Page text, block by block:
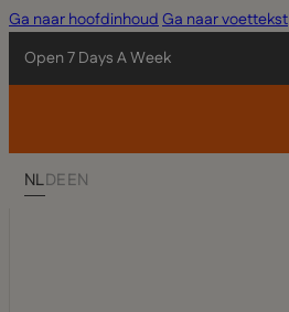
Ga naar hoofdinhoudGa naar voettekst
Open 7 Days A Week
NLDEEN